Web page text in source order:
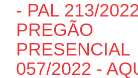
- PAL 213/
PREGÃO
PRESENCIAL
057/2022 -